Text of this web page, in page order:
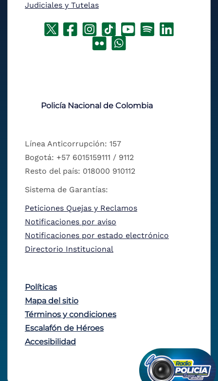
Judiciales y Tutelas
Policía Nacional de Colombia
Línea Anticorrupción: 157
Bogotá: +57 6015159111 / 9112
Resto del país: 018000 910112
Sistema de Garantías:
Peticiones Quejas y Reclamos
Notificaciones por aviso
Notificaciones por estado electrónico
Directorio Institucional
Políticas
Mapa del sitio
Términos y condiciones
Escalafón de Héroes
Accesibilidad